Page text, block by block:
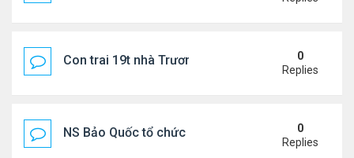
Con trai 19t nhà Trương Bá Chi - Tạ Đình Phong
0
Replies
NS Bảo Quốc tổ chức sn cho bà xã
0
Replies